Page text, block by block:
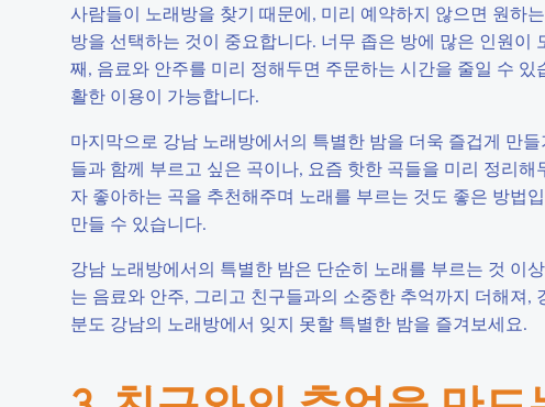
사람들이 노래방을 찾기 때문에, 미리 예약하지 않으면 원하
방을 선택하는 것이 중요합니다. 너무 좁은 방에 많은 인원
째, 음료와 안주를 미리 정해두면 주문하는 시간을 줄일 수
활한 이용이 가능합니다.
마지막으로 강남 노래방에서의 특별한 밤을 더욱 즐겁게 만
들과 함께 부르고 싶은 곡이나, 요즘 핫한 곡들을 미리 정리
자 좋아하는 곡을 추천해주며 노래를 부르는 것도 좋은 방법
만들 수 있습니다.
강남 노래방에서의 특별한 밤은 단순히 노래를 부르는 것 이
는 음료와 안주, 그리고 친구들과의 소중한 추억까지 더해져
분도 강남의 노래방에서 잊지 못할 특별한 밤을 즐겨보세요.